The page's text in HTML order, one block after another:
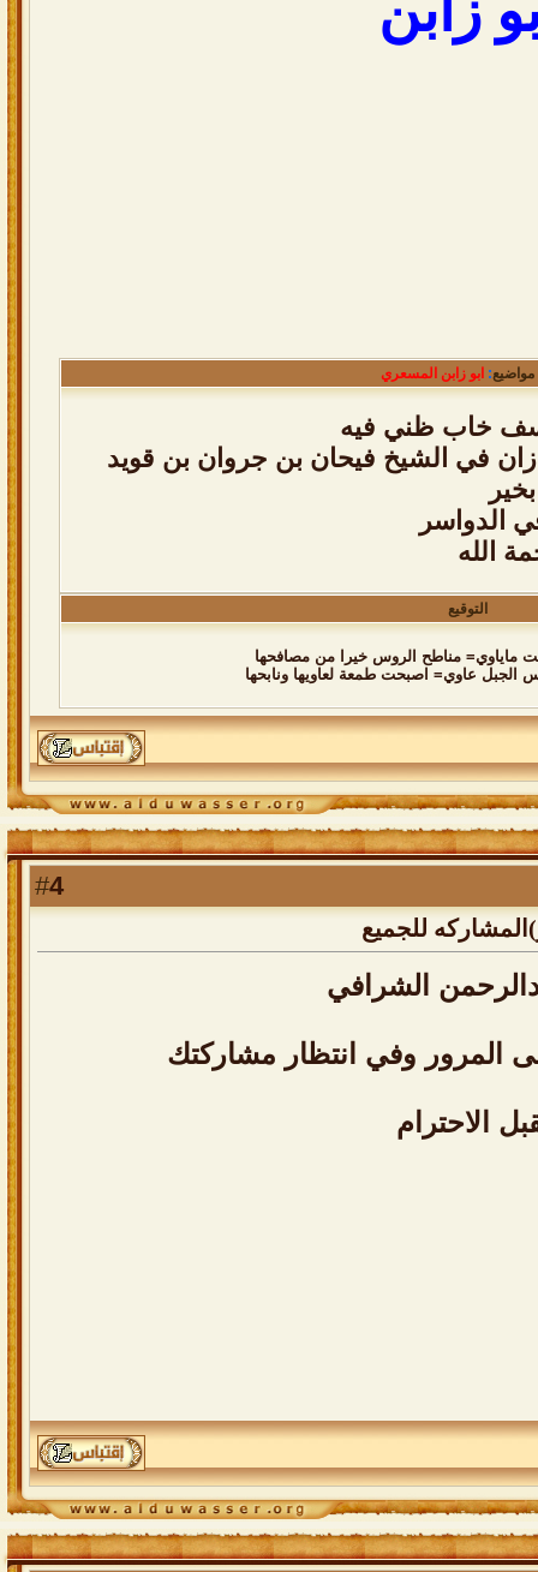
: ابو زابن المسعري
خاب ظني فيه
في الشيخ فيحان بن جروان بن قويد
الدواسر
الله
التوقيع
ماياوي= مناطح الروس خيرا من مصافحها
عاوي= اصبحت طمعة لعاويها ونابحها
4
للجميع
الشرافي
المرور وفي انتظار مشاركتك
الاحترام